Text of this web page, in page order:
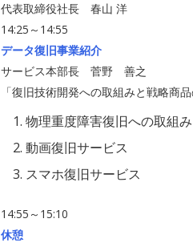
代表取締役社長 春山 洋
14:25～14:55
データ復旧事業紹介
サービス本部長 菅野 善之
「復旧技術開発への取組みと戦略商品
物理重度障害復旧への取組み
動画復旧サービス
スマホ復旧サービス
14:55～15:10
休憩